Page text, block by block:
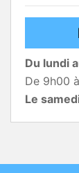
Du lundi
De 9h00
Le